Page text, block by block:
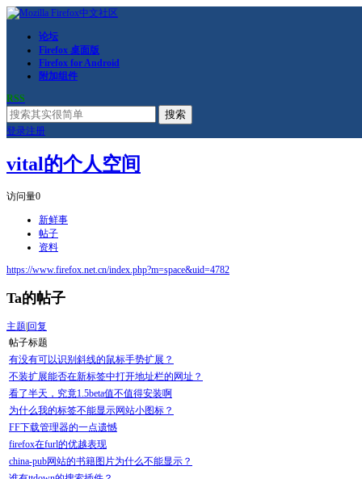
论坛
Firefox 桌面版
Firefox for Android
附加组件
RSS
搜索
登录注册
vital的个人空间
访问量0
新鲜事
帖子
资料
https://www.firefox.net.cn/index.php?m=space&uid=4782
Ta的帖子
主题 回复
帖子标题
有没有可以识别斜线的鼠标手势扩展？
不装扩展能否在新标签中打开地址栏的网址？
看了半天，究竟1.5beta值不值得安装啊
为什么我的标签不能显示网站小图标？
FF下载管理器的一点遗憾
firefox在furl的优越表现
china-pub网站的书籍图片为什么不能显示？